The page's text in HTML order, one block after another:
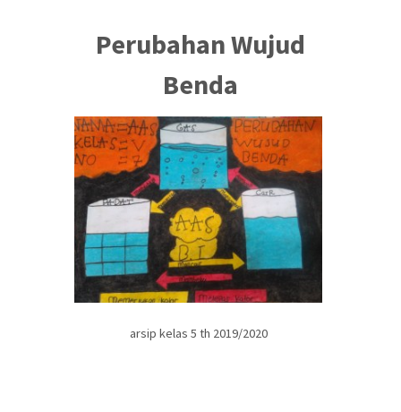
Perubahan Wujud
Benda
arsip kelas 5 th 2019/2020